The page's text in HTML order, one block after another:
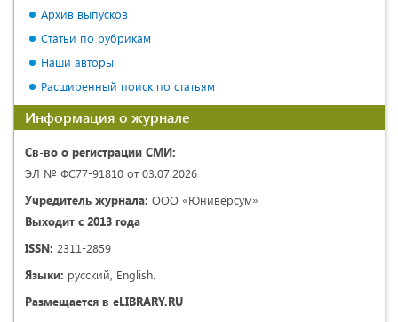
Архив выпусков
Статьи по рубрикам
Наши авторы
Расширенный поиск по статьям
Информация о журнале
Св-во о регистрации СМИ:
ЭЛ № ФС77-91810 от 03.07.2026
Учредитель журнала: ООО «Юниверсум»
Выходит с 2013 года
ISSN: 2311-2859
Языки: русский, English.
Размещается в eLIBRARY.RU